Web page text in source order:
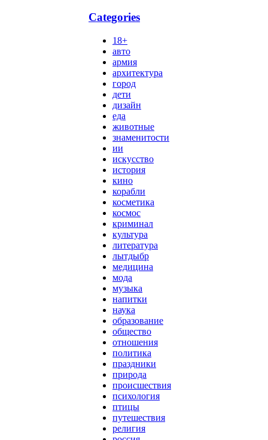
Categories
18+
авто
армия
архитектура
город
дети
дизайн
еда
животные
знаменитости
ии
искусство
история
кино
корабли
косметика
космос
криминал
культура
литература
лытдыбр
медицина
мода
музыка
напитки
наука
образование
общество
отношения
политика
праздники
природа
происшествия
психология
птицы
путешествия
религия